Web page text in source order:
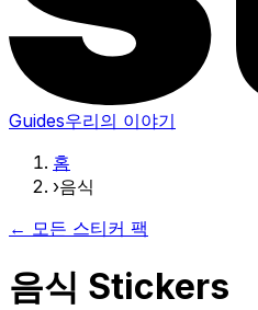
Guides우리의 이야기
홈
›음식
← 모든 스티커 팩
음식 Stickers